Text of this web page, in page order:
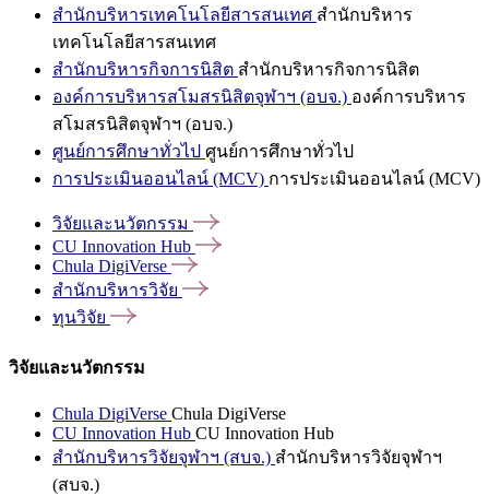
สำนักบริหารเทคโนโลยีสารสนเทศ สำนักบริหาร
เทคโนโลยีสารสนเทศ
สำนักบริหารกิจการนิสิต สำนักบริหารกิจการนิสิต
องค์การบริหารสโมสรนิสิตจุฬาฯ (อบจ.) องค์การบริหาร
สโมสรนิสิตจุฬาฯ (อบจ.)
ศูนย์การศึกษาทั่วไป ศูนย์การศึกษาทั่วไป
การประเมินออนไลน์ (MCV) การประเมินออนไลน์ (MCV)
วิจัยและนวัตกรรม
CU Innovation Hub
Chula DigiVerse
สำนักบริหารวิจัย
ทุนวิจัย
วิจัยและนวัตกรรม
Chula DigiVerse Chula DigiVerse
CU Innovation Hub CU Innovation Hub
สำนักบริหารวิจัยจุฬาฯ (สบจ.) สำนักบริหารวิจัยจุฬาฯ
(สบจ.)